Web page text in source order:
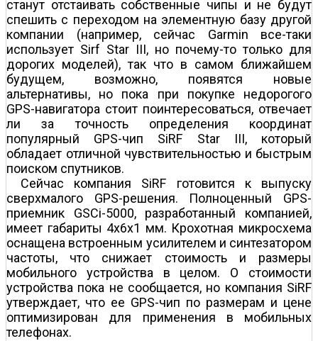
станут отстаивать собственные чипы и не будут
спешить с переходом на элементную базу другой
компании (например, сейчас Garmin все-таки
использует Sirf Star III, но почему-то только для
дорогих моделей), так что в самом ближайшем
будущем, возможно, появятся новые
альтернативы, но пока при покупке недорогого
GPS-навигатора стоит поинтересоваться, отвечает
ли за точность определения координат
популярный GPS-чип SiRF Star III, который
обладает отличной чувствительностью и быстрым
поиском спутников.
Сейчас компания SiRF готовится к выпуску
сверхмалого GPS-решения. Полноценный GPS-
приемник GSCi-5000, разработанный компанией,
имеет габариты 4x6x1 мм. Крохотная микросхема
оснащена встроенным усилителем и синтезатором
частоты, что снижает стоимость и размеры
мобильного устройства в целом. О стоимости
устройства пока не сообщается, но компания SiRF
утверждает, что ее GPS-чип по размерам и цене
оптимизирован для применения в мобильных
телефонах.